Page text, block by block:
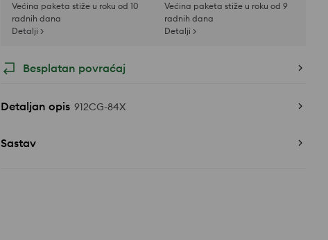
Većina paketa stiže u roku od 10
radnih dana
Detalji >
Većina paketa stiže u roku od 9
radnih dana
Detalji >
Besplatan povraćaj
Detaljan opis 912CG-84X
Sastav